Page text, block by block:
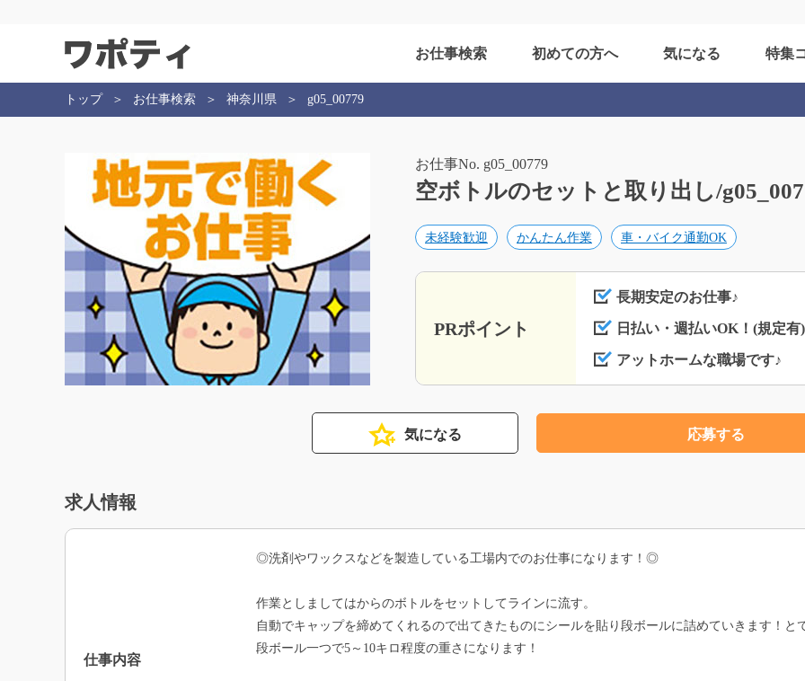
お仕事検索 初めての方へ 気になる 特集
トップ お仕事検索 神奈川県 g05_00779
お仕事No. g05_00779
空ボトルのセットと取り出し/
未経験歓迎 かんたん作業 車・バイク通勤OK
PRポイント
長期安定のお仕事♪
日払い・週払いOK！(規定有)
アットホームな職場です♪
気になる 応募する
求人情報
仕事内容
◎洗剤やワックスなどを製造している工場内でのお仕事になります！◎
作業としましてはからのボトルをセットしてラインに流す。
自動でキャップを締めてくれるので出てきたものにシールを貼り段ボールに詰めていきます！と
段ボール一つで5～10キロ程度の重さになります！